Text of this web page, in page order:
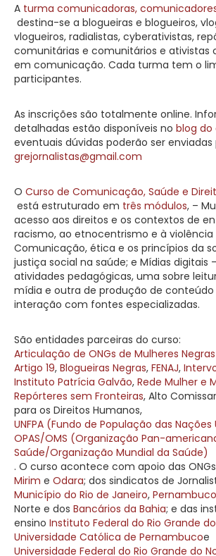
A turma comunicadoras,
destina-se a blogueiras e blogueiros,
vlogueiros, radialistas, cyberativistas,
comunitárias e comunitários e ativistas
em comunicação. Cada turma tem o
participantes.
As inscrições são totalmente online.
detalhadas estão disponíveis no blog do
eventuais dúvidas poderão ser
grejornalistas@gmail.com
O Curso de Comunicação, Saúde e
está estruturado em três módulos, –
acesso aos direitos e os contextos de
racismo, ao etnocentrismo e à
Comunicação, ética e os princípios da
justiça social na saúde; e Mídias digitais
atividades pedagógicas, uma sobre
mídia e outra de produção de
interação com fontes especializadas.
São entidades parceiras do curso:
Articulação de ONGs de Mulheres
Artigo 19, Blogueiras Negras, FENAJ,
Instituto Patrícia Galvão, Rede Mulher e
Repórteres sem Fronteiras, Alto
para os Direitos Humanos,
UNFPA (Fundo de População das Nações
OPAS/OMS (Organização Pan-
Saúde/Organização Mundial da Saúde)
. O curso acontece com apoio das ONGs
Mirim e Odara; dos sindicatos de
Município do Rio de Janeiro, Pernambuco
Norte e dos Bancários da Bahia; e das
ensino Instituto Federal do Rio Grande
Universidade Católica de Pernambucoe
Universidade Federal do Rio Grande do